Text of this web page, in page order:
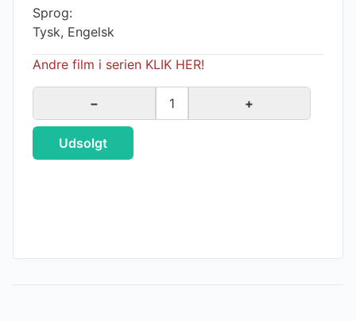
Sprog:
Tysk, Engelsk
Andre film i serien KLIK HER!
− 1 +
Udsolgt